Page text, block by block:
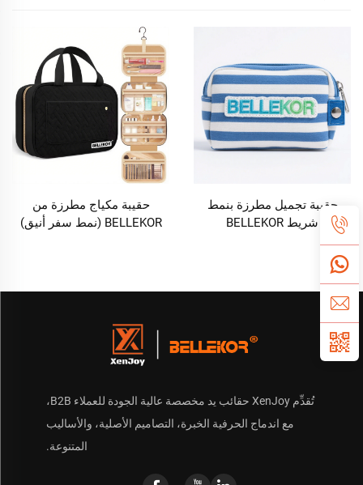
حقيبة تجميل مطرزة بنمط
شريط BELLEKOR
حقيبة مكياج مطرزة من
BELLEKOR (نمط سفر أنيق)
تُقدِّم XenJoy حقائب يد مخصصة عالية الجودة للعملاء B2B،
مع اندماج الحرفية الخبرة، التصاميم الأصلية، والأساليب
المتنوعة.